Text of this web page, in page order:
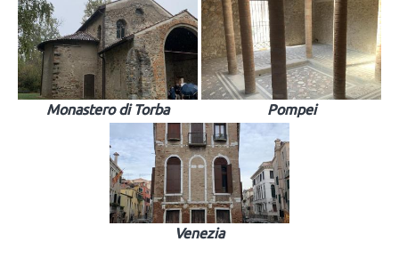
Monastero di Torba Pompei
Venezia